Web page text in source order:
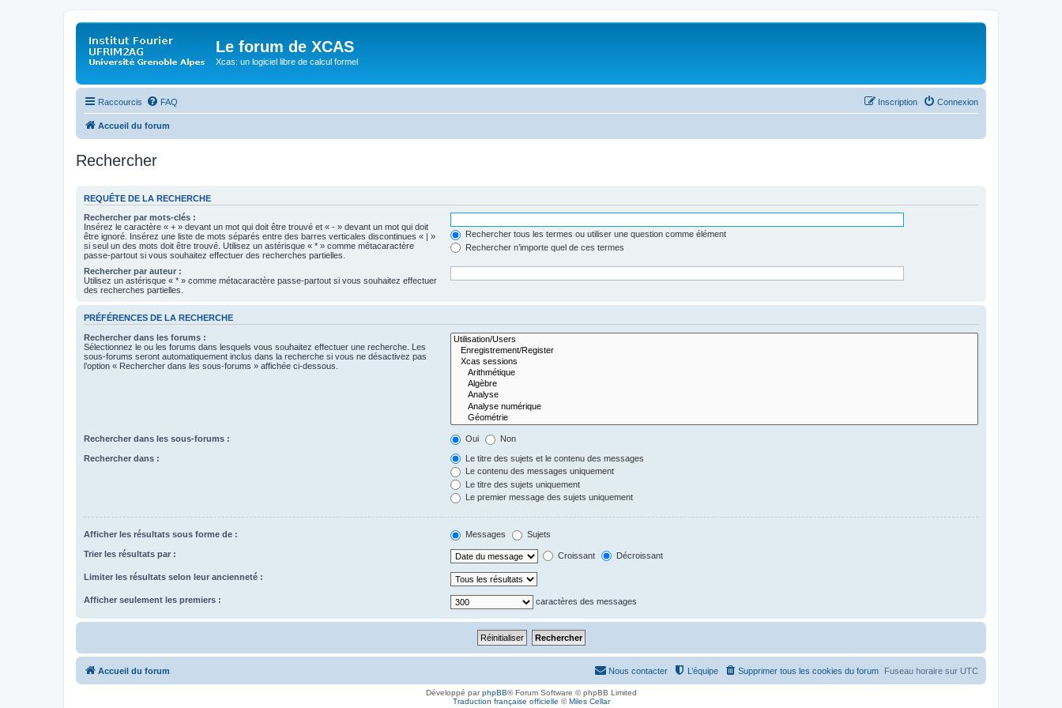
Le forum de XCAS
Xcas: un logiciel libre de calcul formel
Raccourcis FAQ Connexion
Inscription
Accueil du forum
Rechercher
REQUÊTE DE LA RECHERCHE
Rechercher par mots-clés :
Insérez le caractère « + » devant un mot qui doit être trouvé et « - » devant un mot qui doit
être ignoré. Insérez une liste de mots séparés entre des barres verticales discontinues « | »
si seul un des mots doit être trouvé. Utilisez un astérisque « * » comme métacaractère
passe-partout si vous souhaitez effectuer des recherches partielles.
Rechercher tous les termes ou utiliser une question comme élément
Rechercher n’importe quel de ces termes
Rechercher par auteur :
Utilisez un astérisque « * » comme métacaractère passe-partout si vous souhaitez effectuer
des recherches partielles.
PRÉFÉRENCES DE LA RECHERCHE
Rechercher dans les forums :
Sélectionnez le ou les forums dans lesquels vous souhaitez effectuer une recherche. Les
sous-forums seront automatiquement inclus dans la recherche si vous ne désactivez pas
l’option « Rechercher dans les sous-forums » affichée ci-dessous.
Rechercher dans les sous-forums : Oui Non
Rechercher dans :
Le titre des sujets et le contenu des messages
Le contenu des messages uniquement
Le titre des sujets uniquement
Le premier message des sujets uniquement
Afficher les résultats sous forme de : Messages Sujets
Trier les résultats par : Croissant Décroissant
Limiter les résultats selon leur ancienneté :
Afficher seulement les premiers : caractères des messages
Accueil du forum Fuseau horaire sur UTC
Supprimer tous les cookies du forum
L’équipe
Nous contacter
Développé parphpBB® Forum Software © phpBB Limited
Traduction française officielle ©Miles Cellar